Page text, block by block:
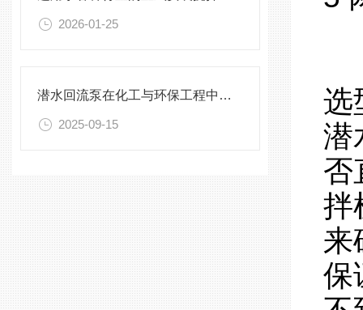
2026-01-25
潜水回流泵在化工与环保工程中的关键作用
2025-09-15
选
潜
否
拌
来
保